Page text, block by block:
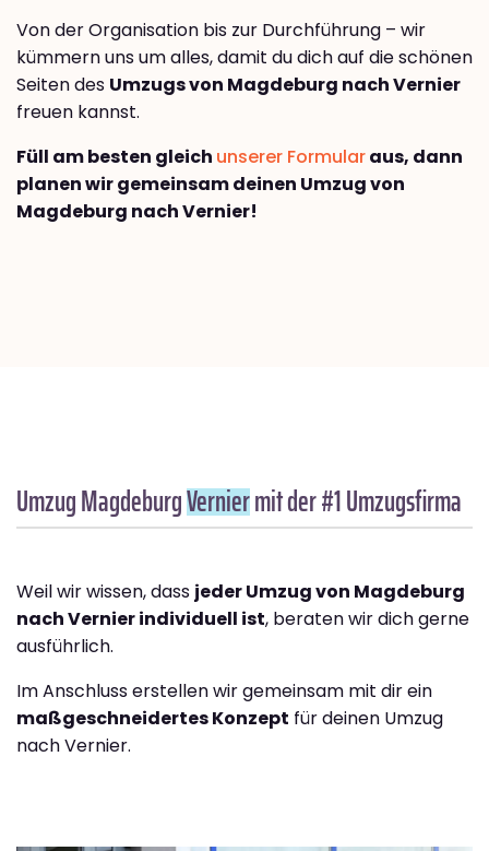
Von der Organisation bis zur Durchführung – wir
kümmern uns um alles, damit du dich auf die schönen
Seiten des Umzugs von Magdeburg nach Vernier
freuen kannst.
Füll am besten gleich unserer Formularaus, dann
planen wir gemeinsam deinen Umzug von
Magdeburg nach Vernier!
Umzug MagdeburgVerniermit der #1 Umzugsfirma
Weil wir wissen, dass jeder Umzug von Magdeburg
nach Vernier individuell ist, beraten wir dich gerne
ausführlich.
Im Anschluss erstellen wir gemeinsam mit dir ein
maßgeschneidertes Konzept für deinen Umzug
nach Vernier.